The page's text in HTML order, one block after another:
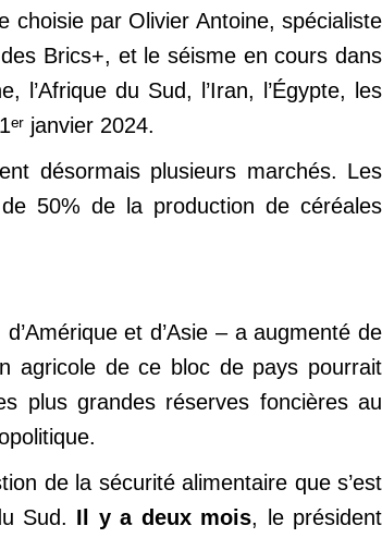
choisie par Olivier Antoine, spécialiste
Brics+, et le séisme en cours dans
l’Afrique du Sud, l’Iran, l’Égypte, les
janvier 2024.
désormais plusieurs marchés. Les
50% de la production de céréales
et d’Asie – a augmenté de
agricole de ce bloc de pays pourrait
plus grandes réserves foncières au
de la sécurité alimentaire que s’est
Sud. Il y a deux mois, le président